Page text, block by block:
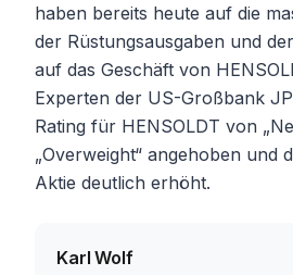
haben bereits heute auf die
der Rüstungsausgaben und
auf das Geschäft von
Experten der US-Großbank
Rating für HENSOLDT von
„Overweight“ angehoben und
Aktie deutlich erhöht.
Karl Wolf